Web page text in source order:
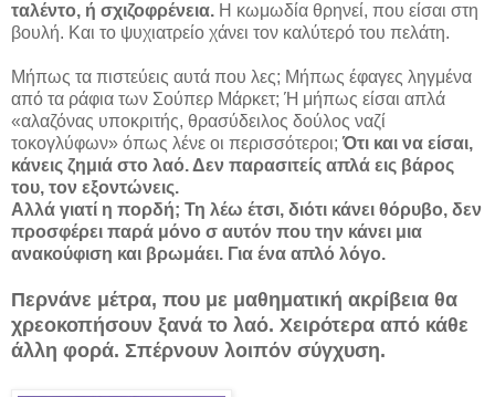
ταλέντο, ή σχιζοφρένεια. Η κωμωδία θρηνεί, που είσαι στη
βουλή. Και το ψυχιατρείο χάνει τον καλύτερό του πελάτη.
Μήπως τα πιστεύεις αυτά που λες; Μήπως έφαγες ληγμένα
από τα ράφια των Σούπερ Μάρκετ; Ή μήπως είσαι απλά
«αλαζόνας υποκριτής, θρασύδειλος δούλος ναζί
τοκογλύφων» όπως λένε οι περισσότεροι;Ότι και να είσαι,
κάνεις ζημιά στο λαό. Δεν παρασιτείς απλά εις βάρος
του, τον εξοντώνεις.
Αλλά γιατί η πορδή; Τη λέω έτσι, διότι κάνει θόρυβο, δεν
προσφέρει παρά μόνο σ αυτόν που την κάνει μια
ανακούφιση και βρωμάει. Για ένα απλό λόγο.
Περνάνε μέτρα, που με μαθηματική ακρίβεια θα
χρεοκοπήσουν ξανά το λαό. Χειρότερα από κάθε
άλλη φορά. Σπέρνουν λοιπόν σύγχυση.